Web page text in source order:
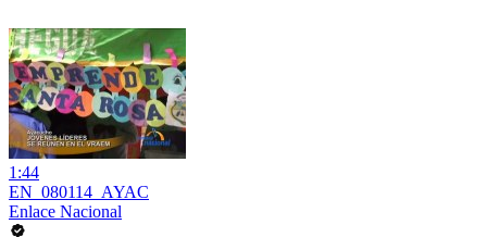
1:44
EN_080114_AYAC
Enlace Nacional